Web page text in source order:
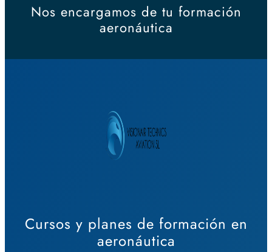
Nos encargamos de tu formación
aeronáutica
Cursos y planes de formación en
aeronáutica